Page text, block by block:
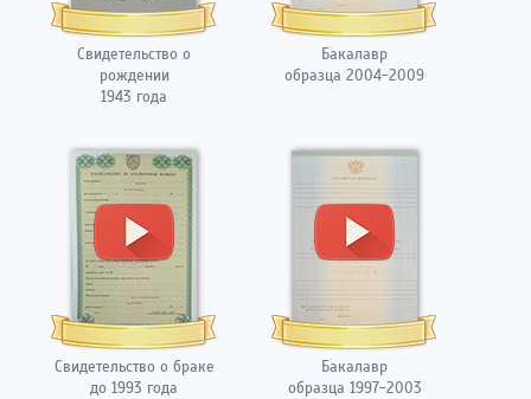
Свидетельство о
рождении
1943 года
Бакалавр
образца 2004-2009
Свидетельство о браке
до 1993 года
Бакалавр
образца 1997-2003